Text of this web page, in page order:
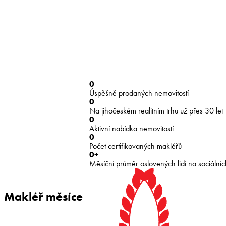
0
Úspěšně prodaných nemovitostí
0
Na jihočeském realitním trhu už přes 30 let
0
Aktivní nabídka nemovitostí
0
Počet certifikovaných makléřů
0+
Měsíční průměr oslovených lidí na
Makléř měsíce